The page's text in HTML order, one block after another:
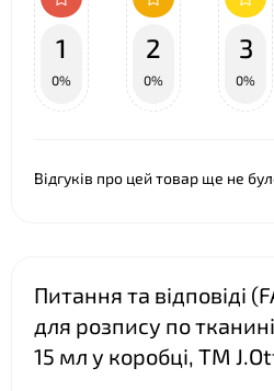
1
0%
2
0%
3
0%
Відгуків про цей товар ще не
Питання та відповіді
для розпису по
15 мл у коробці, ТМ